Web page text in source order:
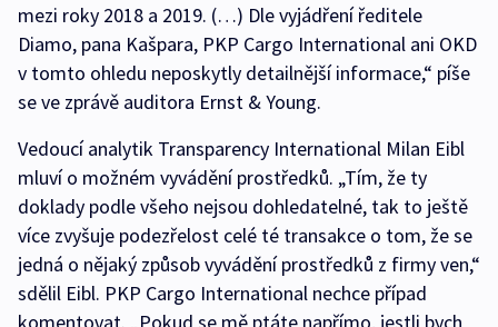
mezi roky 2018 a 2019. (…) Dle vyjádření ředitele
Diamo, pana Kašpara, PKP Cargo International ani OKD
v tomto ohledu neposkytly detailnější informace,“ píše
se ve zprávě auditora Ernst & Young.
Vedoucí analytik Transparency International Milan Eibl
mluví o možném vyvádění prostředků. „Tím, že ty
doklady podle všeho nejsou dohledatelné, tak to ještě
více zvyšuje podezřelost celé té transakce o tom, že se
jedná o nějaký způsob vyvádění prostředků z firmy ven,“
sdělil Eibl. PKP Cargo International nechce případ